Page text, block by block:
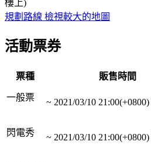
樓上)
規劃路線 檢視較大的地圖
活動票券
票種 販售時間
一般票 ~ 2021/03/10 21:00(+0800)
閃電秀 ~ 2021/03/10 21:00(+0800)